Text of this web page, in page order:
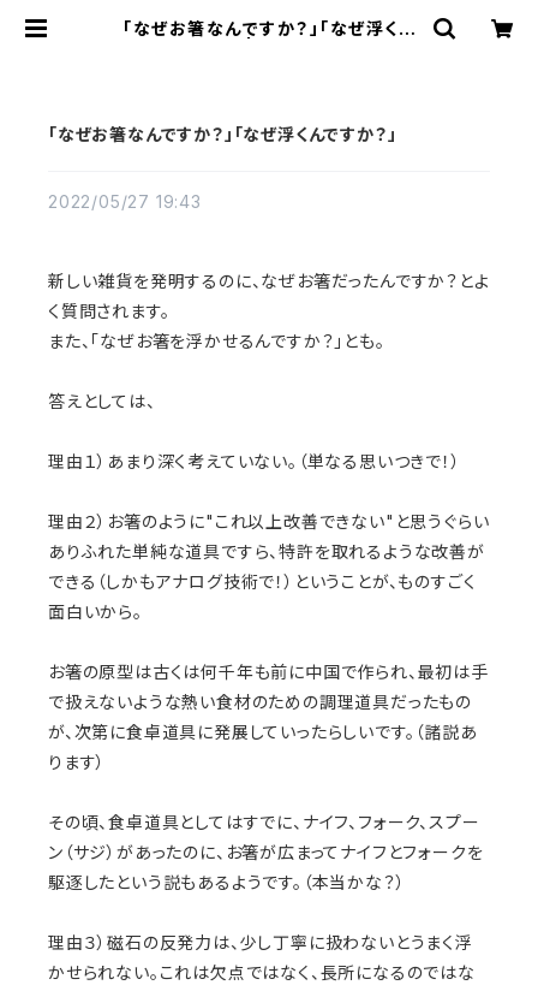
「なぜお箸なんですか？」「なぜ浮くん
「なぜお箸なんですか？」「なぜ浮くんですか？」
2022/05/27 19:43
新しい雑貨を発明するのに、なぜお箸だったんですか？とよ
く質問されます。
また、「なぜお箸を浮かせるんですか？」とも。
答えとしては、
理由１）あまり深く考えていない。（単なる思いつきで！）
理由２）お箸のように"これ以上改善できない"と思うぐらい
ありふれた単純な道具ですら、特許を取れるような改善が
できる（しかもアナログ技術で！）ということが、ものすごく
面白いから。
お箸の原型は古くは何千年も前に中国で作られ、最初は手
で扱えないような熱い食材のための調理道具だったもの
が、次第に食卓道具に発展していったらしいです。（諸説あ
ります）
その頃、食卓道具としてはすでに、ナイフ、フォーク、スプー
ン（サジ）があったのに、お箸が広まってナイフとフォークを
駆逐したという説もあるようです。（本当かな？）
理由３）磁石の反発力は、少し丁寧に扱わないとうまく浮
かせられない。これは欠点ではなく、長所になるのではな